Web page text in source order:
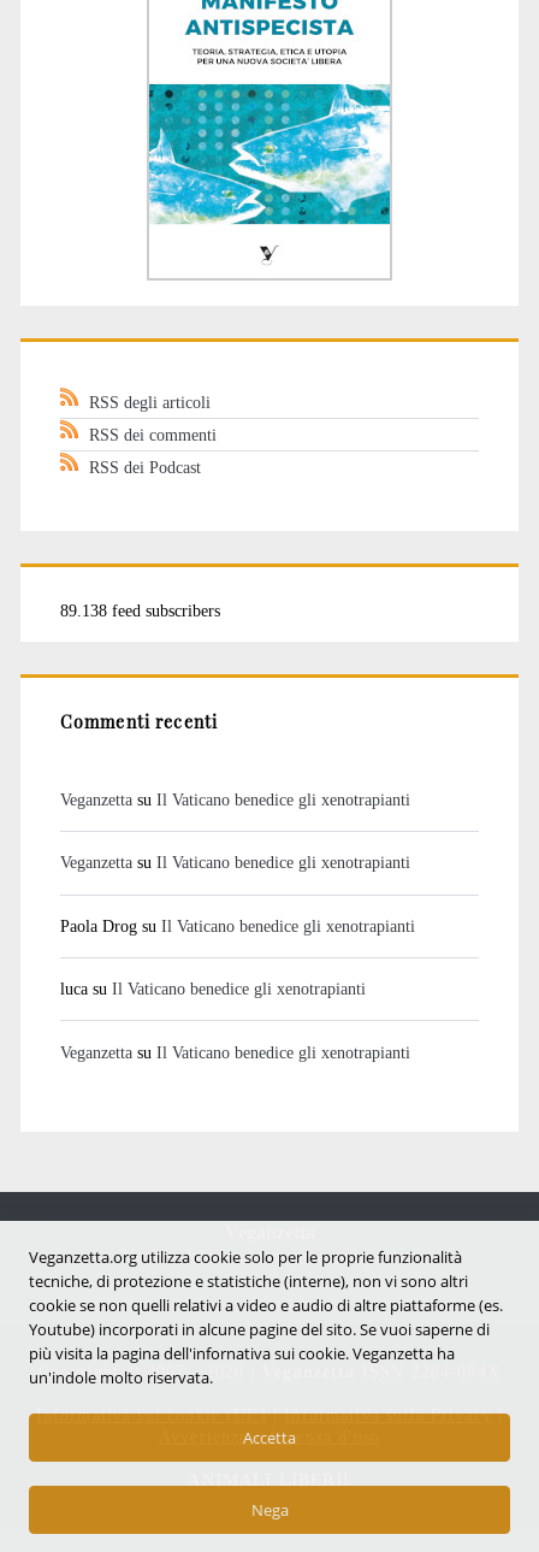
RSS degli articoli
RSS dei commenti
RSS dei Podcast
89.138 feed subscribers
Commenti recenti
Veganzettasu Il Vaticano benedice gli xenotrapianti
Veganzettasu Il Vaticano benedice gli xenotrapianti
Paola Drogsu Il Vaticano benedice gli xenotrapianti
lucasu Il Vaticano benedice gli xenotrapianti
Veganzettasu Il Vaticano benedice gli xenotrapianti
Notizie dal mondo vegan e antispecista
Copyright © 2007 - 2026 |
Informativa sui cookie (UE)|Informativa sulla Privacy|
Avvertenze e Licenza d'uso
Veganzetta.org utilizza cookie solo per le proprie funzionalità
tecniche, di protezione e statistiche (interne), non vi sono altri
cookie se non quelli relativi a video e audio di altre piattaforme (es.
Youtube) incorporati in alcune pagine del sito. Se vuoi saperne di
più visita la pagina dell'infornativa sui cookie. Veganzetta ha
un'indole molto riservata.
Accetta
Nega